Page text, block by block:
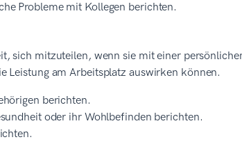
Probleme mit Kollegen berichten.
sich mitzuteilen, wenn sie mit einer
Leistung am Arbeitsplatz auswirken können.
berichten.
oder ihr Wohlbefinden berichten.